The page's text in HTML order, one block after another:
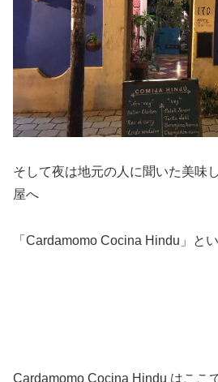
そして夜は地元の人に聞いた美味
屋へ
「Cardamomo Cocina Hindu」と
Cardamomo Cocina Hindu はここ